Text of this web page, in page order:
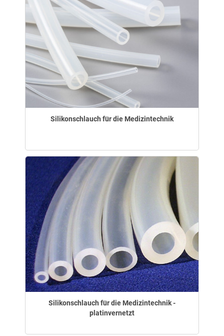
Silikonschlauch für die Medizintechnik
Silikonschlauch für die Medizintechnik -
platinvernetzt